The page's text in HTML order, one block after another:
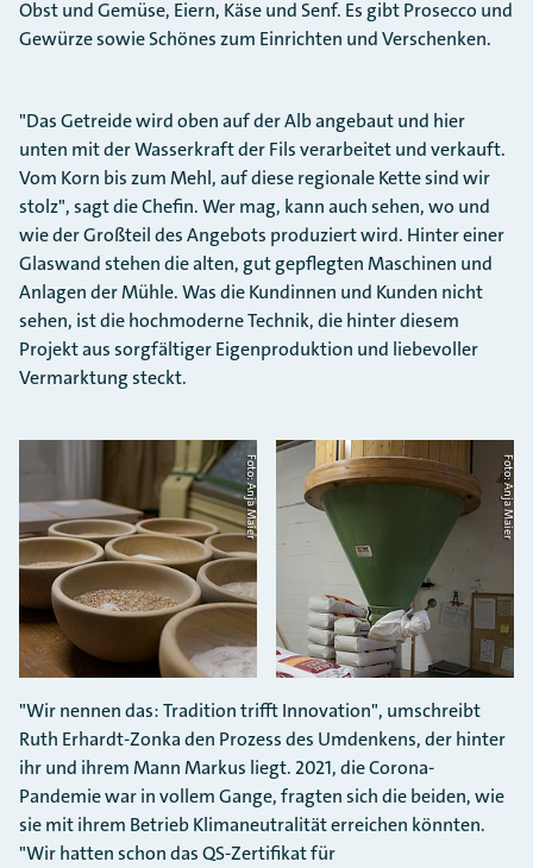
Obst und Gemüse, Eiern, Käse und Senf. Es gibt Prosecco und
Gewürze sowie Schönes zum Einrichten und Verschenken.
"Das Getreide wird oben auf der Alb angebaut und hier
unten mit der Wasserkraft der Fils verarbeitet und verkauft.
Vom Korn bis zum Mehl, auf diese regionale Kette sind wir
stolz", sagt die Chefin. Wer mag, kann auch sehen, wo und
wie der Großteil des Angebots produziert wird. Hinter einer
Glaswand stehen die alten, gut gepflegten Maschinen und
Anlagen der Mühle. Was die Kundinnen und Kunden nicht
sehen, ist die hochmoderne Technik, die hinter diesem
Projekt aus sorgfältiger Eigenproduktion und liebevoller
Vermarktung steckt.
Foto: Anja Maier Foto: Anja Maier
"Wir nennen das: Tradition trifft Innovation", umschreibt
Ruth Erhardt-Zonka den Prozess des Umdenkens, der hinter
ihr und ihrem Mann Markus liegt. 2021, die Corona-
Pandemie war in vollem Gange, fragten sich die beiden, wie
sie mit ihrem Betrieb Klimaneutralität erreichen könnten.
"Wir hatten schon das QS-Zertifikat für